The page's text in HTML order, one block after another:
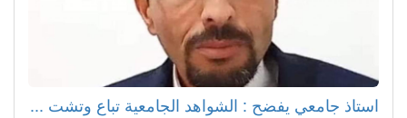
استاذ جامعي يفضح : الشواهد الجامعية تباع وتشت ...